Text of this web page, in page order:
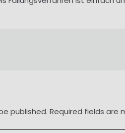
published. Required fields are